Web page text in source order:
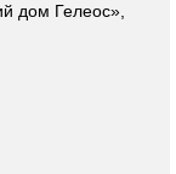
дом Гелеос»,